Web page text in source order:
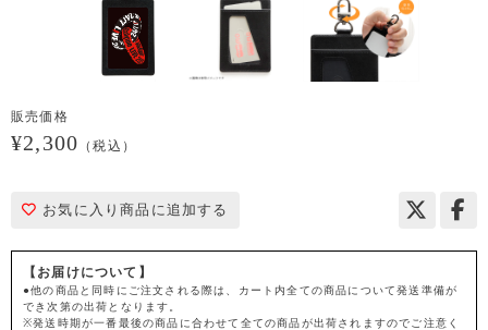
販売価格
¥2,300 （税込）
お気に入り商品に追加する
【お届けについて】
●他の商品と同時にご注文される際は、カート内全ての商品について発送準備が
でき次第の出荷となります。
※発送時期が一番最後の商品に合わせて全ての商品が出荷されますのでご注意く